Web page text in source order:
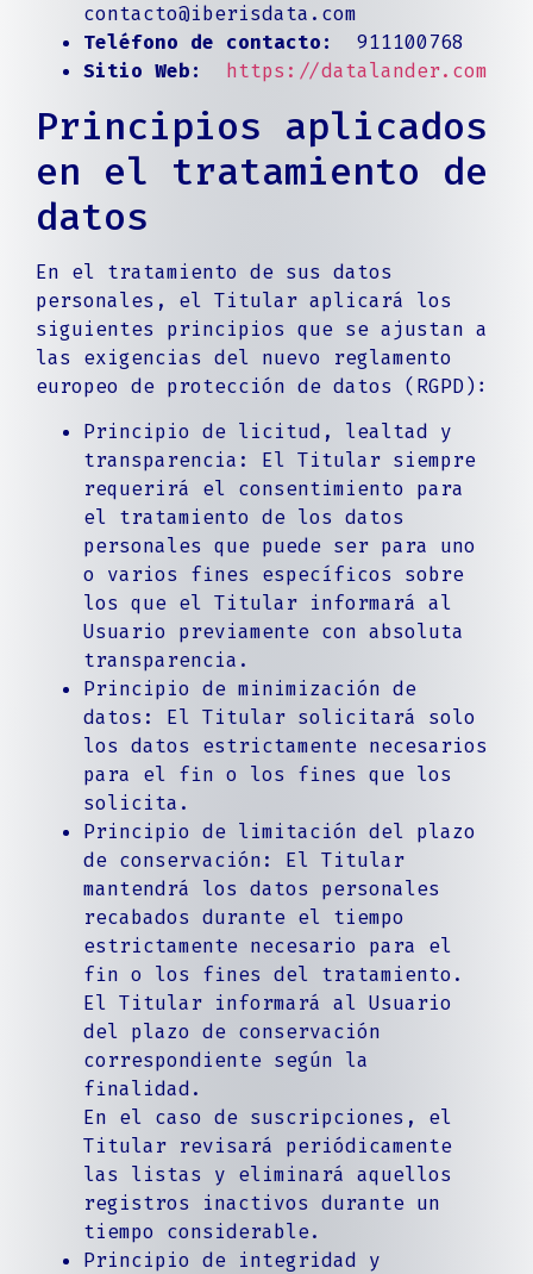
contacto@iberisdata.com
Teléfono de contacto:
911100768
Sitio Web:
https://datalander.com
Principios aplicados
en el tratamiento de
datos
En el tratamiento de sus datos
personales, el Titular aplicará los
siguientes principios que se ajustan a
las exigencias del nuevo reglamento
europeo de protección de datos (RGPD):
Principio de licitud, lealtad y
transparencia: El Titular siempre
requerirá el consentimiento para
el tratamiento de los datos
personales que puede ser para uno
o varios fines específicos sobre
los que el Titular informará al
Usuario previamente con absoluta
transparencia.
Principio de minimización de
datos: El Titular solicitará solo
los datos estrictamente necesarios
para el fin o los fines que los
solicita.
Principio de limitación del plazo
de conservación: El Titular
mantendrá los datos personales
recabados durante el tiempo
estrictamente necesario para el
fin o los fines del tratamiento.
El Titular informará al Usuario
del plazo de conservación
correspondiente según la
finalidad.
En el caso de suscripciones, el
Titular revisará periódicamente
las listas y eliminará aquellos
registros inactivos durante un
tiempo considerable.
Principio de integridad y